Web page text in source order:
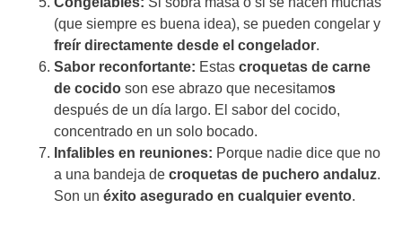
(que siempre es buena idea), se pueden congelar y
freír directamente desde el congelador.
Sabor reconfortante: Estas croquetas de carne
de cocido son ese abrazo que necesitamos
después de un día largo. El sabor del cocido,
concentrado en un solo bocado.
Infalibles en reuniones: Porque nadie dice que no
a una bandeja de croquetas de puchero andaluz.
Son un éxito asegurado en cualquier evento.